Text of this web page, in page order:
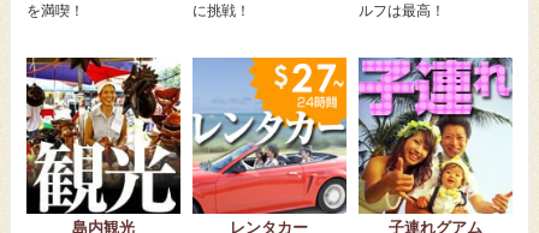
を満喫！
に挑戦！
ルフは最高！
島内観光 レンタカー 子連れグアム